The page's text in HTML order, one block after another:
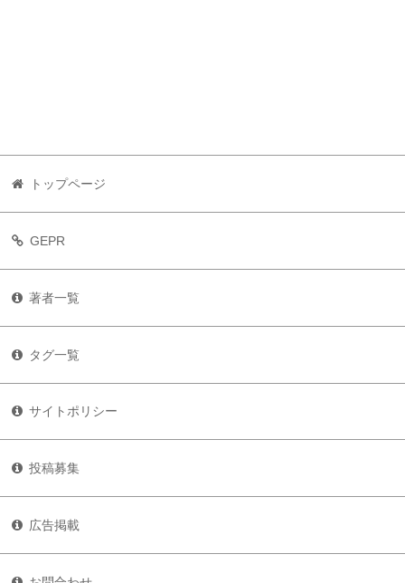
トップページ
GEPR
著者一覧
タグ一覧
サイトポリシー
投稿募集
広告掲載